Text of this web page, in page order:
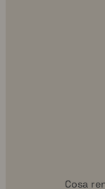
Cosa